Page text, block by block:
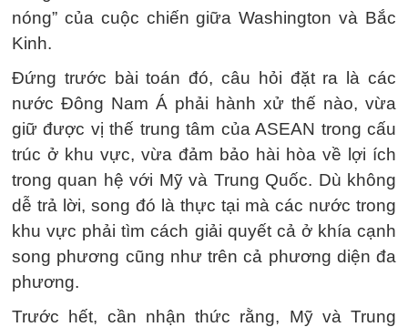
nóng” của cuộc chiến giữa Washington và Bắc
Kinh.
Đứng trước bài toán đó, câu hỏi đặt ra là các
nước Đông Nam Á phải hành xử thế nào, vừa
giữ được vị thế trung tâm của ASEAN trong cấu
trúc ở khu vực, vừa đảm bảo hài hòa về lợi ích
trong quan hệ với Mỹ và Trung Quốc. Dù không
dễ trả lời, song đó là thực tại mà các nước trong
khu vực phải tìm cách giải quyết cả ở khía cạnh
song phương cũng như trên cả phương diện đa
phương.
Trước hết, cần nhận thức rằng, Mỹ và Trung